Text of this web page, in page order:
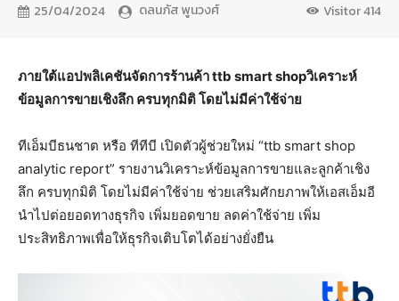
25/04/2024 ดลนภัส พูนวงศ์ Visitor414
ภายใต้แอปพลิเคชันจัดการร้านค้าttb smart shopวิเคราะห์
ข้อมูลการขายเชิงลึก ครบทุกมิติ โดยไม่มีค่าใช้จ่าย
ทีเอ็มบีธนชาต หรือ ทีทีบี เปิดตัวผู้ช่วยใหม่ “ttb smart shop
analytic report” รายงานวิเคราะห์ข้อมูลการขายและลูกค้าเชิง
ลึก ครบทุกมิติ โดยไม่มีค่าใช้จ่าย ช่วยเสริมศักยภาพให้เอสเอ็มอี
นำไปต่อยอดทางธุรกิจ เพิ่มยอดขาย ลดค่าใช้จ่าย เพิ่ม
ประสิทธิภาพเพื่อให้ธุรกิจเติบโตได้อย่างยั่งยืน